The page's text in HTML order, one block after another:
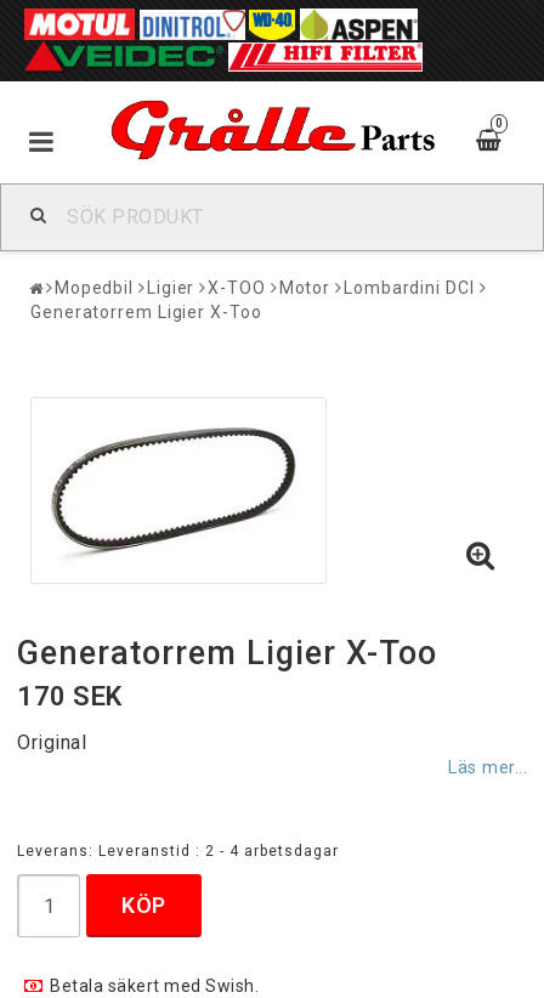
0
Mopedbil Ligier X-TOO Motor
Lombardini DCI
Generatorrem Ligier X-Too
Generatorrem Ligier X-Too
170 SEK
Original
Läs mer...
Leverans: Leveranstid : 2 - 4 arbetsdagar
KÖP
Betala säkert med Swish.